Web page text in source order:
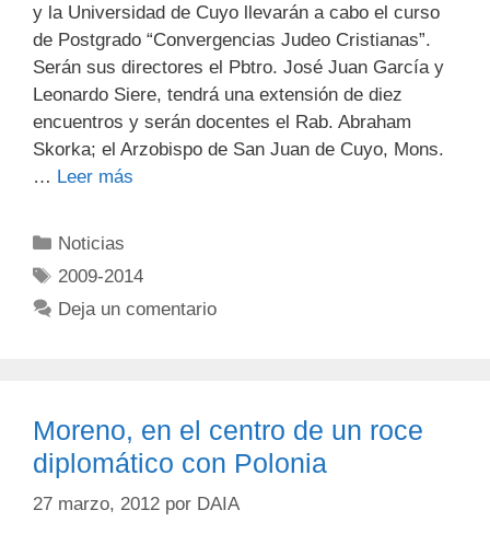
y la Universidad de Cuyo llevarán a cabo el curso
de Postgrado “Convergencias Judeo Cristianas”.
Serán sus directores el Pbtro. José Juan García y
Leonardo Siere, tendrá una extensión de diez
encuentros y serán docentes el Rab. Abraham
Skorka; el Arzobispo de San Juan de Cuyo, Mons.
… Leer más
Noticias
2009-2014
Deja un comentario
Moreno, en el centro de un roce
diplomático con Polonia
27 marzo, 2012 por DAIA